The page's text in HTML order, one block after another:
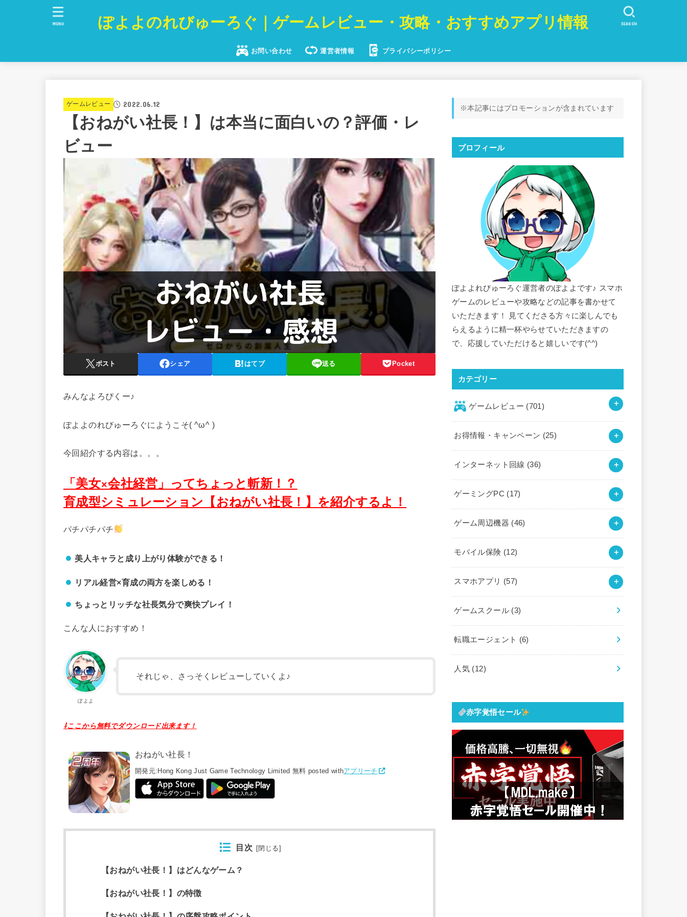
ぽよよのれびゅーろぐ｜ゲームレビュー・攻略・おすすめアプリ情報
お問い合わせ 運営者情報 プライバシーポリシー
SEARCH
MENU
ゲームレビュー 2022.06.12
【おねがい社長！】は本当に面白いの？評価・レ
ビュー
ポスト シェア はてブ 送る Pocket
みんなよろぴくー♪
ぽよよのれびゅーろぐにようこそ( ^ω^ )
今回紹介する内容は。。。
「美女×会社経営」ってちょっと斬新！？
育成型シミュレーション【おねがい社長！】を紹介するよ！
パチパチパチ
美人キャラと成り上がり体験ができる！
リアル経営×育成の両方を楽しめる！
ちょっとリッチな社長気分で爽快プレイ！
こんな人におすすめ！
ぽよよ
それじゃ、さっそくレビューしていくよ♪
⇩ここから無料でダウンロード出来ます！
おねがい社長！
開発元:Hong Kong Just Game Technology Limited 無料 posted withアプリーチ
目次 [閉じる]
【おねがい社長！】はどんなゲーム？
【おねがい社長！】の特徴
※本記事にはプロモーションが含まれています
プロフィール
ぽよよれびゅーろぐ運営者のぽよよです♪ スマホ
ゲームのレビューや攻略などの記事を書かせて
いただきます！ 見てくださる方々に楽しんでも
らえるように精一杯やらせていただきますの
で、応援していただけると嬉しいです(^^)
カテゴリー
ゲームレビュー (701)
お得情報・キャンペーン (25)
インターネット回線 (36)
ゲーミングPC (17)
ゲーム周辺機器 (46)
モバイル保険 (12)
スマホアプリ (57)
ゲームスクール (3)
転職エージェント (6)
人気 (12)
赤字覚悟セール